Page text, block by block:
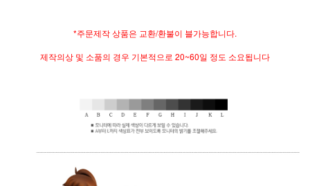
*주문제작 상품은 교환/환불이 블가능합니다.
제작의상 및 소품의 경우 기본적으로 20~60일 정도 소요됩니다